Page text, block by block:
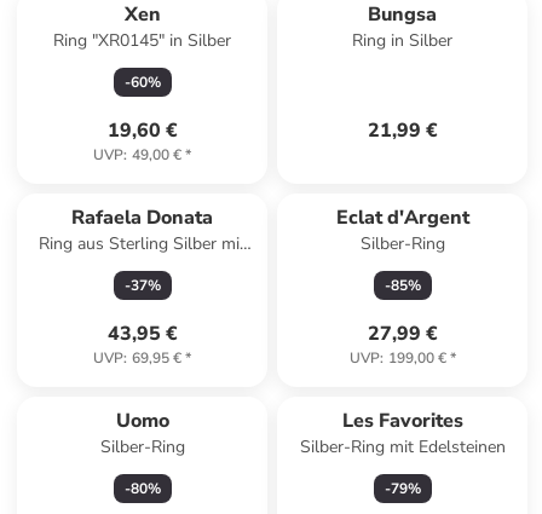
Xen
Ring "XR0145" in Silber
-60%
19,60 €
UVP: 49,00 €*
Bungsa
Ring in Silber
21,99 €
Rafaela Donata
Ring aus Sterling Silber mit
Mondstein in silber
-37%
43,95 €
UVP: 69,95 €*
Eclat d'Argent
Silber-Ring
-85%
27,99 €
UVP: 199,00 €*
Uomo
Silber-Ring
-80%
Les Favorites
Silber-Ring mit Edelsteinen
-79%